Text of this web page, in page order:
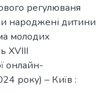
регулюваня
народжені дитини
молодих
XVIII
онлайн-
року) – Київ :